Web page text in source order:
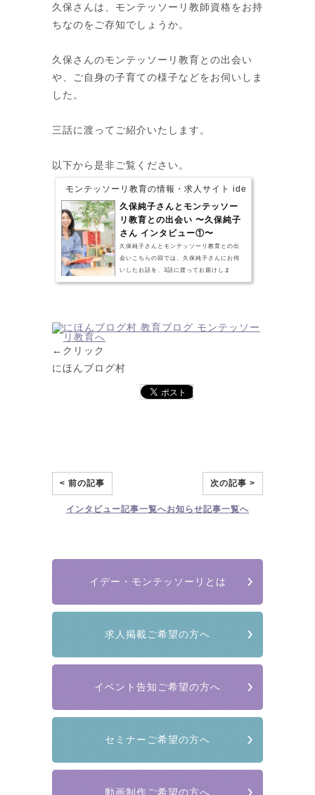
久保さんは、モンテッソーリ教師資格をお持
ちなのをご存知でしょうか。
久保さんのモンテッソーリ教育との出会い
や、ご自身の子育ての様子などをお伺いしま
した。
三話に渡ってご紹介いたします。
以下から是非ご覧ください。
モンテッソーリ教育の情報・求人サイト idees montessori
久保純子さんとモンテッソー
リ教育との出会い 〜久保純子
さん インタビュー①〜
久保純子さんとモンテッソーリ教育との出
会いこちらの回では、久保純子さんにお伺
いしたお話を、3話に渡ってお届けしま
す。 【第1話】久保純子さんとモンテッソー
れからの目標 「アナウンサーの久保純子さ
と考えているようだ！」そんなニュースが
した。 そしてこの度イ...
←クリック
にほんブログ村
< 前の記事 次の記事 >
インタビュー記事一覧へお知らせ記事一覧へ
イデー・モンテッソーリとは
求人掲載ご希望の方へ
イベント告知ご希望の方へ
セミナーご希望の方へ
動画制作ご希望の方へ